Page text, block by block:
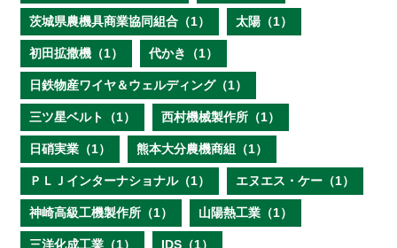
茨城県農機具商業協同組合（1） 太陽（1）
初田拡撒機（1） 代かき（1）
日鉄物産ワイヤ＆ウェルディング（1）
三ツ星ベルト（1） 西村機械製作所（1）
日硝実業（1） 熊本大分農機商組（1）
ＰＬＪインターナショナル（1） エヌエス・ケー（1）
神崎高級工機製作所（1） 山陽熱工業（1）
三洋化成工業（1） IDS（1）